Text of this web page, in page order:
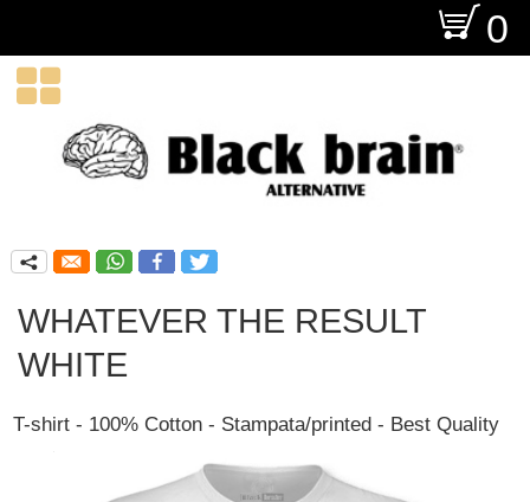
O 0

q
WHATEVER THE RESULT
WHITE
T-shirt - 100% Cotton - Stampata/printed - Best Quality